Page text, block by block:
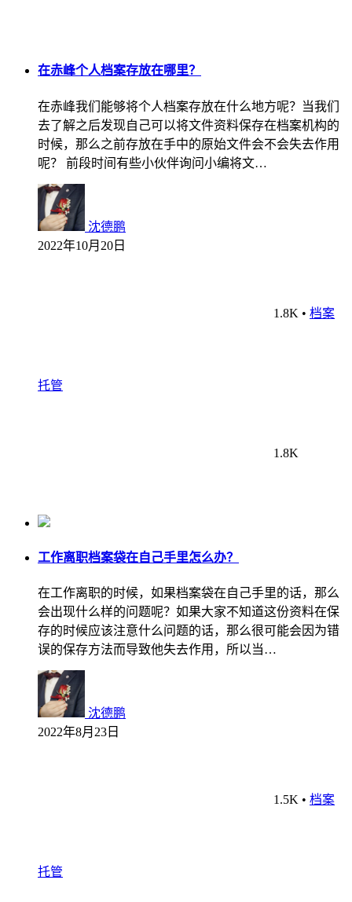
在赤峰个人档案存放在哪里？
在赤峰我们能够将个人档案存放在什么地方呢？当我们
去了解之后发现自己可以将文件资料保存在档案机构的
时候，那么之前存放在手中的原始文件会不会失去作用
呢？ 前段时间有些小伙伴询问小编将文…
沈德鹏
2022年10月20日
1.8K • 档案
托管
1.8K
工作离职档案袋在自己手里怎么办？
在工作离职的时候，如果档案袋在自己手里的话，那么
会出现什么样的问题呢？如果大家不知道这份资料在保
存的时候应该注意什么问题的话，那么很可能会因为错
误的保存方法而导致他失去作用，所以当…
沈德鹏
2022年8月23日
1.5K • 档案
托管